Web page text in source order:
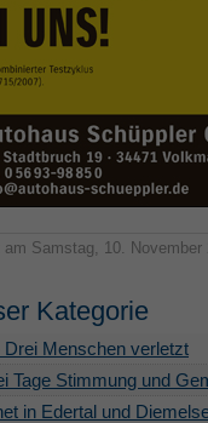
Samstag, 10. November
Kategorie
Menschen verletzt
Tage Stimmung und
in Edertal und